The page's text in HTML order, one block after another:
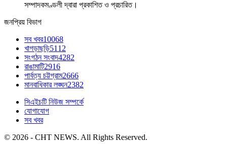
সম্পাদকমণ্ডলী দ্বারা প্রকাশিত ও প্রচারিত।
জনপ্রিয় বিভাগ
সব খবর10068
খাগড়াছড়ি5112
সংগঠন সংবাদ4282
রাঙামাটি2916
পার্বত্য চট্টগ্রাম2666
মানবাধিকার লঙ্ঘন2382
সিএইচটি নিউজ সম্পর্কে
যোগাযোগ
সব খবর
© 2026 - CHT NEWS. All Rights Reserved.